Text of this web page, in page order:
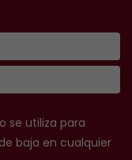
se utiliza para
baja en cualquier